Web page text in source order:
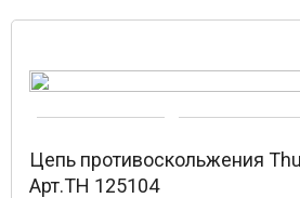
Цепь противоскольжения
Арт.TH 125104